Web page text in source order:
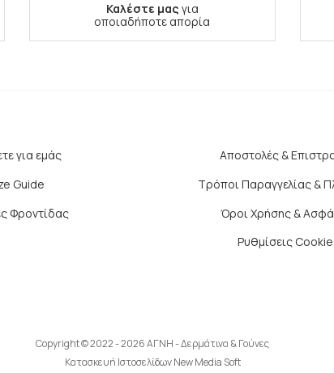
Καλέστε μας για
οποιαδήποτε απορία
για εμάς
Guide
Φροντίδας
Αποστολές &
Τρόποι Παραγγελίας &
Όροι Χρήσης &
Ρυθμίσεις
Copyright © 2022 - 2026 ΑΓΝΗ - Δερμάτινα & Γούνες
Κατασκευή Ιστοσελίδων New Media Soft